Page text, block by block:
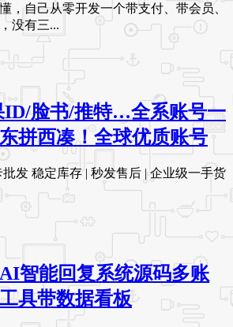
，自己从零开发一个带支付、带会员、
没有三...
ID/脸书/推特…全系账号一
拼西凑！全球优质账号
发 稳定库存 | 秒发售后 | 企业级一手货
智能回复系统源码多账
具带数据看板